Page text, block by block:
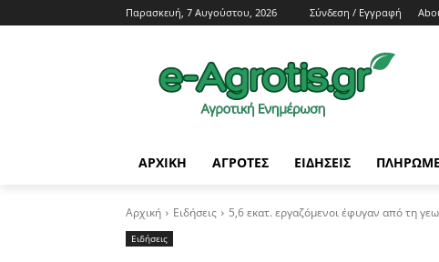
Παρασκευή, 7 Αυγούστου, 2026 Σύνδεση / Εγγραφή
ΑΡΧΙΚΗ AΓΡΟΤΕΣ ΕΙΔΗΣΕΙΣ
Αρχική Ειδήσεις 5,6 εκατ. εργαζόμενοι έφυγαν από τη
Ειδήσεις